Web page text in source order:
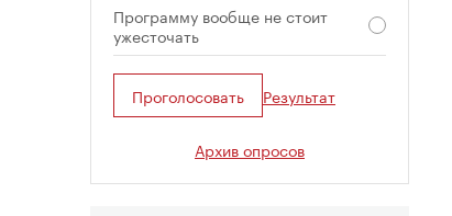
Программу вообще не стоит
ужесточать
Проголосовать Результат
Архив опросов